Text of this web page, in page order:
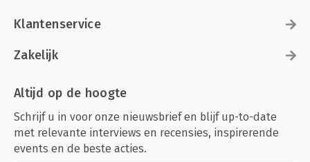
Klantenservice
Zakelijk
Altijd op de hoogte
Schrijf u in voor onze nieuwsbrief en blijf up-to-date
met relevante interviews en recensies, inspirerende
events en de beste acties.